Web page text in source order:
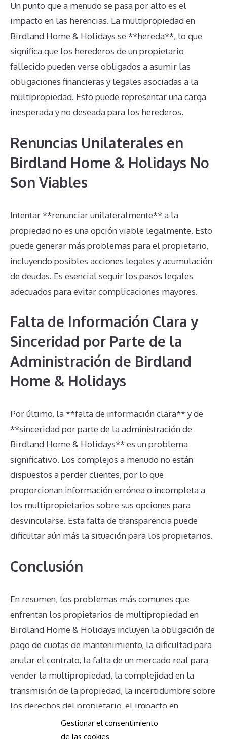
Gestionar el consentimiento
de las cookies
Un punto que a menudo se pasa por alto es el
impacto en las herencias. La multipropiedad en
Birdland Home & Holidays se **hereda**, lo que
significa que los herederos de un propietario
fallecido pueden verse obligados a asumir las
obligaciones financieras y legales asociadas a la
multipropiedad. Esto puede representar una carga
inesperada y no deseada para los herederos.
Renuncias Unilaterales en
Birdland Home & Holidays No
Son Viables
Intentar **renunciar unilateralmente** a la
propiedad no es una opción viable legalmente. Esto
puede generar más problemas para el propietario,
incluyendo posibles acciones legales y acumulación
de deudas. Es esencial seguir los pasos legales
adecuados para evitar complicaciones mayores.
Falta de Información Clara y
Sinceridad por Parte de la
Administración de Birdland
Home & Holidays
Por último, la **falta de información clara** y de
**sinceridad por parte de la administración de
Birdland Home & Holidays** es un problema
significativo. Los complejos a menudo no están
dispuestos a perder clientes, por lo que
proporcionan información errónea o incompleta a
los multipropietarios sobre sus opciones para
desvincularse. Esta falta de transparencia puede
dificultar aún más la situación para los propietarios.
Conclusión
En resumen, los problemas más comunes que
enfrentan los propietarios de multipropiedad en
Birdland Home & Holidays incluyen la obligación de
pago de cuotas de mantenimiento, la dificultad para
anular el contrato, la falta de un mercado real para
vender la multipropiedad, la complejidad en la
transmisión de la propiedad, la incertidumbre sobre
los derechos del propietario, el impacto en
herencias, la inviabilidad de renuncias unilaterales y
la falta de información clara por parte de la